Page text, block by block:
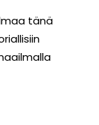
tänä